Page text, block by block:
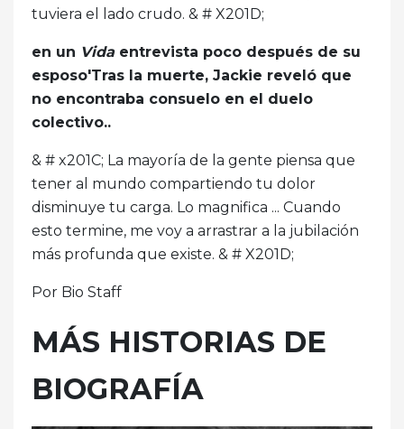
tuviera el lado crudo. & # X201D;
en un Vidaentrevista poco después de su
esposo'Tras la muerte, Jackie reveló que
no encontraba consuelo en el duelo
colectivo..
& # x201C; La mayoría de la gente piensa que
tener al mundo compartiendo tu dolor
disminuye tu carga. Lo magnifica ... Cuando
esto termine, me voy a arrastrar a la jubilación
más profunda que existe. & # X201D;
Por Bio Staff
MÁS HISTORIAS DE
BIOGRAFÍA